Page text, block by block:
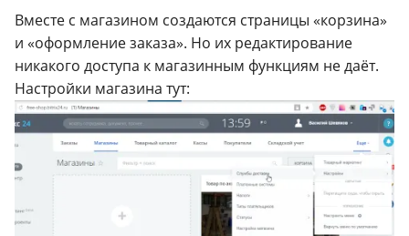
Вместе с магазином создаются страницы «корзина»
и «оформление заказа». Но их редактирование
никакого доступа к магазинным функциям не даёт.
Настройки магазина тут: